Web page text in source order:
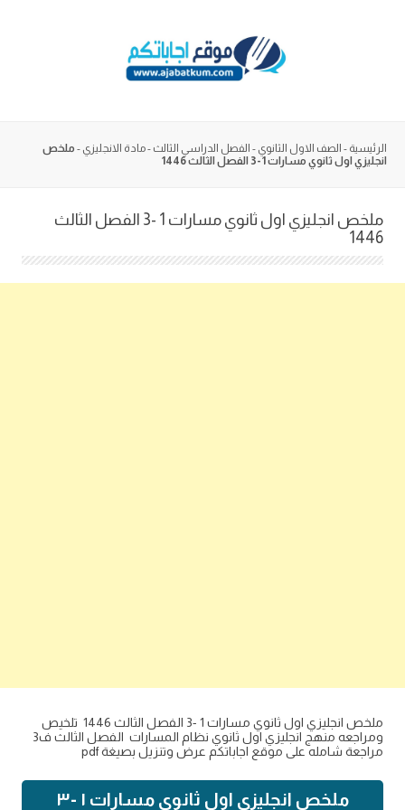
الرئيسية - الصف الاول الثانوي - الفصل الدراسي الثالث -مادة الانجليزي - ملخص
انجليزي اول ثانوي مسارات 1 -3 الفصل الثالث 1446
ملخص انجليزي اول ثانوي مسارات 1 -3 الفصل الثالث
1446
ملخص انجليزي اول ثانوي مسارات 1 -3 الفصل الثالث 1446 تلخيص
ومراجعه منهج انجليزي اول ثانوي نظام المسارات الفصل الثالث ف3
مراجعة شامله على موقع اجاباتكم عرض وتنزيل بصيغة pdf
ملخص انجليزي اول ثانوي مسارات ١ -٣